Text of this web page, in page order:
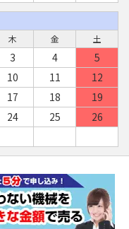
木 金 土
3 4
5
10 11
12
17 18
19
24 25
26